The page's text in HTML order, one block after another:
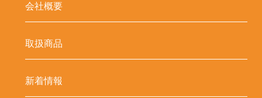
会社概要
取扱商品
新着情報